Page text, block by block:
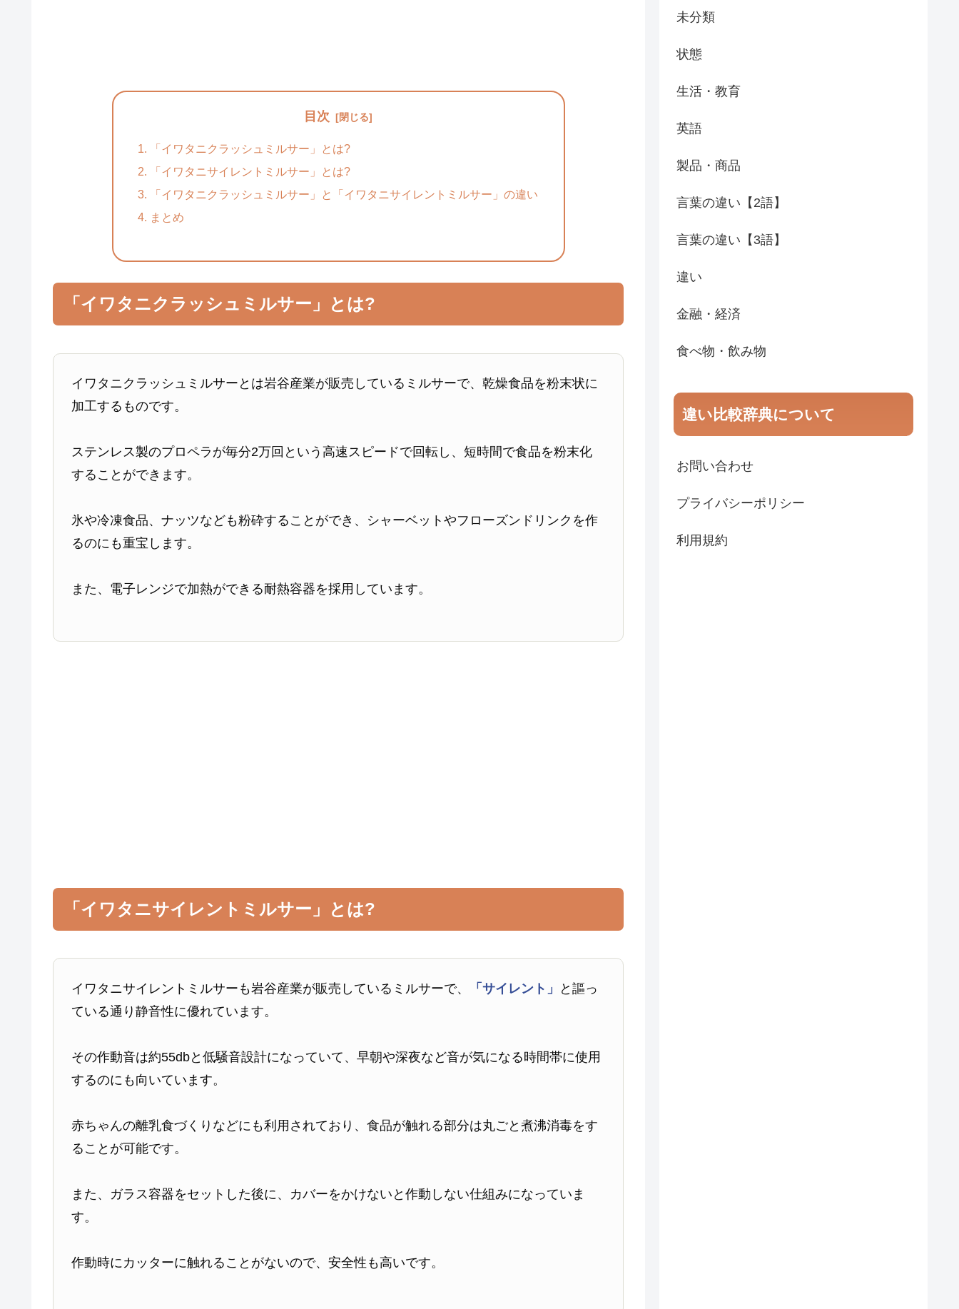
目次
「イワタニクラッシュミルサー」とは?
「イワタニサイレントミルサー」とは?
「イワタニクラッシュミルサー」と「イワタニサイレントミルサー」の違い
まとめ
「イワタニクラッシュミルサー」とは?
イワタニクラッシュミルサーとは岩谷産業が販売しているミルサーで、乾燥食品を粉末状に
加工するものです。
ステンレス製のプロペラが毎分2万回という高速スピードで回転し、短時間で食品を粉末化
することができます。
氷や冷凍食品、ナッツなども粉砕することができ、シャーベットやフローズンドリンクを作
るのにも重宝します。
また、電子レンジで加熱ができる耐熱容器を採用しています。
「イワタニサイレントミルサー」とは?
イワタニサイレントミルサーも岩谷産業が販売しているミルサーで、 「サイレント」
と謳っ
ている通り静音性に優れています。
その作動音は約55dbと低騒音設計になっていて、早朝や深夜など音が気になる時間帯に使用
するのにも向いています。
赤ちゃんの離乳食づくりなどにも利用されており、食品が触れる部分は丸ごと煮沸消毒をす
ることが可能です。
また、ガラス容器をセットした後に、カバーをかけないと作動しない仕組みになっていま
す。
作動時にカッターに触れることがないので、安全性も高いです。
未分類
状態
生活・教育
英語
製品・商品
言葉の違い【2語】
言葉の違い【3語】
違い
金融・経済
食べ物・飲み物
違い比較辞典について
お問い合わせ
プライバシーポリシー
利用規約